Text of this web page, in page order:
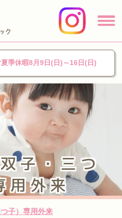
夏季休暇8月9日(日)～16日(日)
子・三つ
用外来
子）専用外来